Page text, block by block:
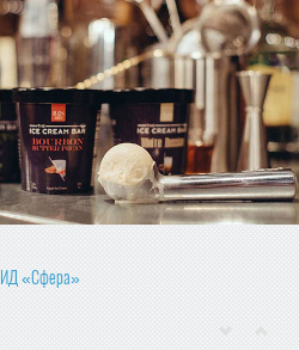
ИД «Сфера»